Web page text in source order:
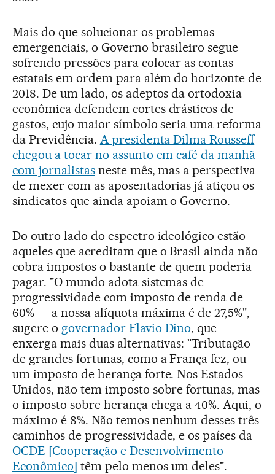
Mais do que solucionar os problemas
emergenciais, o Governo brasileiro segue
sofrendo pressões para colocar as contas
estatais em ordem para além do horizonte de
2018. De um lado, os adeptos da ortodoxia
econômica defendem cortes drásticos de
gastos, cujo maior símbolo seria uma reforma
da Previdência. A presidenta Dilma Rousseff
chegou a tocar no assunto em café da manhã
com jornalistasneste mês, mas a perspectiva
de mexer com as aposentadorias já atiçou os
sindicatos que ainda apoiam o Governo.
Do outro lado do espectro ideológico estão
aqueles que acreditam que o Brasil ainda não
cobra impostos o bastante de quem poderia
pagar. "O mundo adota sistemas de
progressividade com imposto de renda de
60% — a nossa alíquota máxima é de 27,5%",
sugere o governador Flavio Dino, que
enxerga mais duas alternativas: "Tributação
de grandes fortunas, como a França fez, ou
um imposto de herança forte. Nos Estados
Unidos, não tem imposto sobre fortunas, mas
o imposto sobre herança chega a 40%. Aqui, o
máximo é 8%. Não temos nenhum desses três
caminhos de progressividade, e os países da
OCDE [Cooperação e Desenvolvimento
Econômico] têm pelo menos um deles".